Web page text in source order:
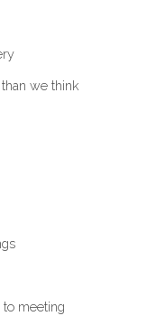
we think
meeting